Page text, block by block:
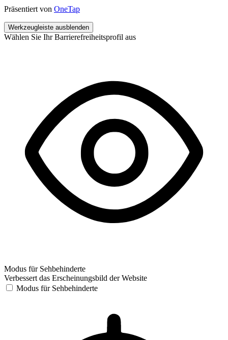
Präsentiert von OneTap
Werkzeugleiste ausblenden
Wählen Sie Ihr Barrierefreiheitsprofil aus
Modus für Sehbehinderte
Verbessert das Erscheinungsbild der Website
Modus für Sehbehinderte